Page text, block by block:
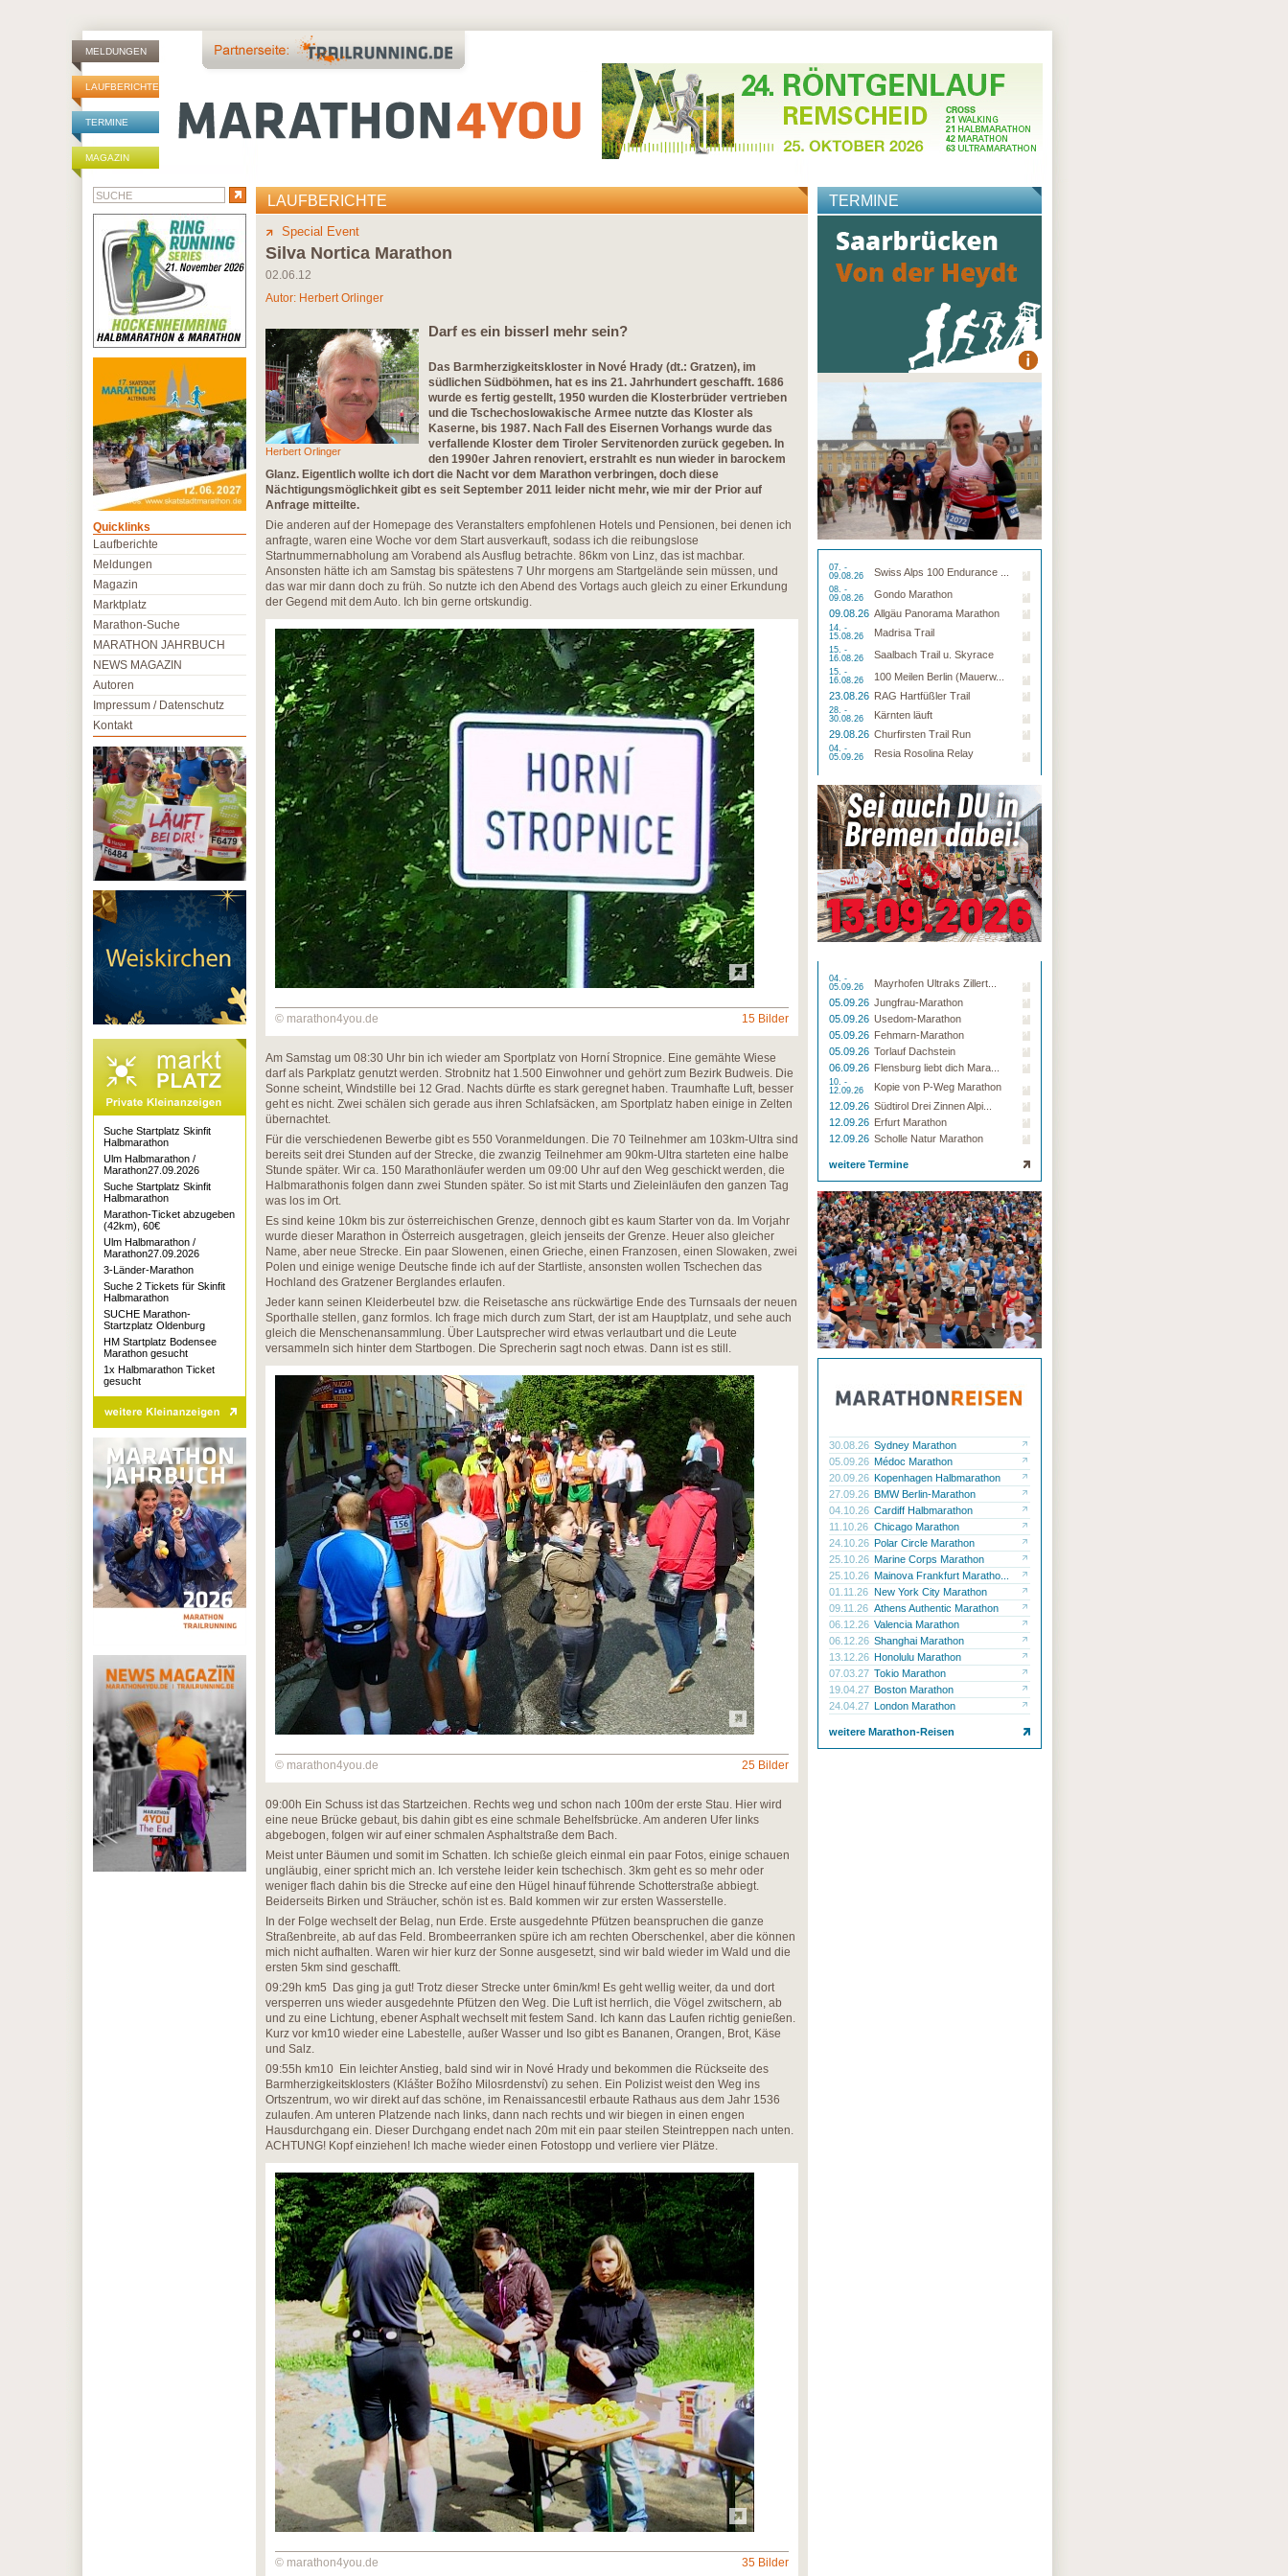
MELDUNGEN
LAUFBERICHTE
TERMINE
MAGAZIN
LAUFBERICHTE
Special Event
Silva Nortica Marathon
02.06.12
Autor: Herbert Orlinger
Herbert Orlinger
Darf es ein bisserl mehr sein?
Das Barmherzigkeitskloster in Nové Hrady (dt.: Gratzen), im
südlichen Südböhmen, hat es ins 21. Jahrhundert geschafft. 1686
wurde es fertig gestellt, 1950 wurden die Klosterbrüder vertrieben
und die Tschechoslowakische Armee nutzte das Kloster als
Kaserne, bis 1987. Nach Fall des Eisernen Vorhangs wurde das
verfallende Kloster dem Tiroler Servitenorden zurück gegeben. In
den 1990er Jahren renoviert, erstrahlt es nun wieder in barockem
Glanz. Eigentlich wollte ich dort die Nacht vor dem Marathon verbringen, doch diese
Nächtigungsmöglichkeit gibt es seit September 2011 leider nicht mehr, wie mir der Prior auf
Anfrage mitteilte.
Die anderen auf der Homepage des Veranstalters empfohlenen Hotels und Pensionen, bei denen ich
anfragte, waren eine Woche vor dem Start ausverkauft, sodass ich die reibungslose
Startnummernabholung am Vorabend als Ausflug betrachte. 86km von Linz, das ist machbar.
Ansonsten hätte ich am Samstag bis spätestens 7 Uhr morgens am Startgelände sein müssen, und
das war mir dann doch zu früh. So nutzte ich den Abend des Vortags auch gleich zu einer Erkundung
der Gegend mit dem Auto. Ich bin gerne ortskundig.
© marathon4you.de 15 Bilder
Am Samstag um 08:30 Uhr bin ich wieder am Sportplatz von Horní Stropnice. Eine gemähte Wiese
darf als Parkplatz genutzt werden. Strobnitz hat 1.500 Einwohner und gehört zum Bezirk Budweis. Die
Sonne scheint, Windstille bei 12 Grad. Nachts dürfte es stark geregnet haben. Traumhafte Luft, besser
geht es nicht. Zwei schälen sich gerade aus ihren Schlafsäcken, am Sportplatz haben einige in Zelten
übernachtet.
Für die verschiedenen Bewerbe gibt es 550 Voranmeldungen. Die 70 Teilnehmer am 103km-Ultra sind
bereits seit drei Stunden auf der Strecke, die zwanzig Teilnehmer am 90km-Ultra starteten eine halbe
Stunde später. Wir ca. 150 Marathonläufer werden um 09:00 Uhr auf den Weg geschickt werden, die
Halbmarathonis folgen dann zwei Stunden später. So ist mit Starts und Zieleinläufen den ganzen Tag
was los im Ort.
Es sind keine 10km bis zur österreichischen Grenze, dennoch gibt es kaum Starter von da. Im Vorjahr
wurde dieser Marathon in Österreich ausgetragen, gleich jenseits der Grenze. Heuer also gleicher
Name, aber neue Strecke. Ein paar Slowenen, einen Grieche, einen Franzosen, einen Slowaken, zwei
Polen und einige wenige Deutsche finde ich auf der Startliste, ansonsten wollen Tschechen das
Hochland des Gratzener Berglandes erlaufen.
Jeder kann seinen Kleiderbeutel bzw. die Reisetasche ans rückwärtige Ende des Turnsaals der neuen
Sporthalle stellen, ganz formlos. Ich frage mich durch zum Start, der ist am Hauptplatz, und sehe auch
gleich die Menschenansammlung. Über Lautsprecher wird etwas verlautbart und die Leute
versammeln sich hinter dem Startbogen. Die Sprecherin sagt noch etwas. Dann ist es still.
© marathon4you.de 25 Bilder
09:00h Ein Schuss ist das Startzeichen. Rechts weg und schon nach 100m der erste Stau. Hier wird
eine neue Brücke gebaut, bis dahin gibt es eine schmale Behelfsbrücke. Am anderen Ufer links
abgebogen, folgen wir auf einer schmalen Asphaltstraße dem Bach.
Meist unter Bäumen und somit im Schatten. Ich schieße gleich einmal ein paar Fotos, einige schauen
ungläubig, einer spricht mich an. Ich verstehe leider kein tschechisch. 3km geht es so mehr oder
weniger flach dahin bis die Strecke auf eine den Hügel hinauf führende Schotterstraße abbiegt.
Beiderseits Birken und Sträucher, schön ist es. Bald kommen wir zur ersten Wasserstelle.
In der Folge wechselt der Belag, nun Erde. Erste ausgedehnte Pfützen beanspruchen die ganze
Straßenbreite, ab auf das Feld. Brombeerranken spüre ich am rechten Oberschenkel, aber die können
mich nicht aufhalten. Waren wir hier kurz der Sonne ausgesetzt, sind wir bald wieder im Wald und die
ersten 5km sind geschafft.
09:29h km5 Das ging ja gut! Trotz dieser Strecke unter 6min/km! Es geht wellig weiter, da und dort
versperren uns wieder ausgedehnte Pfützen den Weg. Die Luft ist herrlich, die Vögel zwitschern, ab
und zu eine Lichtung, ebener Asphalt wechselt mit festem Sand. Ich kann das Laufen richtig genießen.
Kurz vor km10 wieder eine Labestelle, außer Wasser und Iso gibt es Bananen, Orangen, Brot, Käse
und Salz.
09:55h km10 Ein leichter Anstieg, bald sind wir in Nové Hrady und bekommen die Rückseite des
Barmherzigkeitsklosters (Klášter Božího Milosrdenství) zu sehen. Ein Polizist weist den Weg ins
Ortszentrum, wo wir direkt auf das schöne, im Renaissancestil erbaute Rathaus aus dem Jahr 1536
zulaufen. Am unteren Platzende nach links, dann nach rechts und wir biegen in einen engen
Hausdurchgang ein. Dieser Durchgang endet nach 20m mit ein paar steilen Steintreppen nach unten.
ACHTUNG! Kopf einziehen! Ich mache wieder einen Fotostopp und verliere vier Plätze.
© marathon4you.de 35 Bilder
TERMINE
07. -
09.08.26
Swiss Alps 100 Endurance ...
08. -
09.08.26
Gondo Marathon
09.08.26 Allgäu Panorama Marathon
14. -
15.08.26
Madrisa Trail
15. -
16.08.26
Saalbach Trail u. Skyrace
15. -
16.08.26
100 Meilen Berlin (Mauerw...
23.08.26 RAG Hartfüßler Trail
28. -
30.08.26
Kärnten läuft
29.08.26 Churfirsten Trail Run
04. -
05.09.26
Resia Rosolina Relay
04. -
05.09.26
Mayrhofen Ultraks Zillert...
05.09.26 Jungfrau-Marathon
05.09.26 Usedom-Marathon
05.09.26 Fehmarn-Marathon
05.09.26 Torlauf Dachstein
06.09.26 Flensburg liebt dich Mara...
10. -
12.09.26
Kopie von P-Weg Marathon
12.09.26 Südtirol Drei Zinnen Alpi...
12.09.26 Erfurt Marathon
12.09.26 Scholle Natur Marathon
weitere Termine
30.08.26 Sydney Marathon
05.09.26 Médoc Marathon
20.09.26 Kopenhagen Halbmarathon
27.09.26 BMW Berlin-Marathon
04.10.26 Cardiff Halbmarathon
11.10.26 Chicago Marathon
24.10.26 Polar Circle Marathon
25.10.26 Marine Corps Marathon
25.10.26 Mainova Frankfurt Maratho...
01.11.26 New York City Marathon
09.11.26 Athens Authentic Marathon
06.12.26 Valencia Marathon
06.12.26 Shanghai Marathon
13.12.26 Honolulu Marathon
07.03.27 Tokio Marathon
19.04.27 Boston Marathon
24.04.27 London Marathon
weitere Marathon-Reisen
Quicklinks
Laufberichte
Meldungen
Magazin
Marktplatz
Marathon-Suche
MARATHON JAHRBUCH
NEWS MAGAZIN
Autoren
Impressum / Datenschutz
Kontakt
Suche Startplatz Skinfit
Halbmarathon
Ulm Halbmarathon /
Marathon27.09.2026
Suche Startplatz Skinfit
Halbmarathon
Marathon-Ticket abzugeben
(42km), 60€
Ulm Halbmarathon /
Marathon27.09.2026
3-Länder-Marathon
Suche 2 Tickets für Skinfit
Halbmarathon
SUCHE Marathon-
Startzplatz Oldenburg
HM Startplatz Bodensee
Marathon gesucht
1x Halbmarathon Ticket
gesucht